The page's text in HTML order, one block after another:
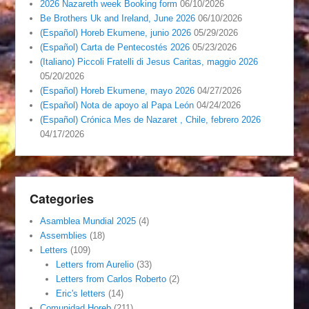
2026 Nazareth week Booking form 06/10/2026
Be Brothers Uk and Ireland, June 2026 06/10/2026
(Español) Horeb Ekumene, junio 2026 05/29/2026
(Español) Carta de Pentecostés 2026 05/23/2026
(Italiano) Piccoli Fratelli di Jesus Caritas, maggio 2026
05/20/2026
(Español) Horeb Ekumene, mayo 2026 04/27/2026
(Español) Nota de apoyo al Papa León 04/24/2026
(Español) Crónica Mes de Nazaret , Chile, febrero 2026
04/17/2026
Categories
Asamblea Mundial 2025 (4)
Assemblies (18)
Letters (109)
Letters from Aurelio(33)
Letters from Carlos Roberto(2)
Eric's letters (14)